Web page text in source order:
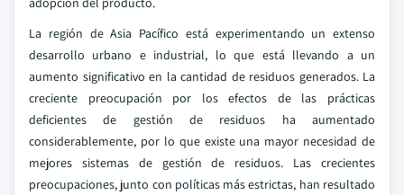
La región de Asia Pacífico está experimentando un extenso
desarrollo urbano e industrial, lo que está llevando a un
aumento significativo en la cantidad de residuos generados. La
creciente preocupación por los efectos de las prácticas
deficientes de gestión de residuos ha aumentado
considerablemente, por lo que existe una mayor necesidad de
mejores sistemas de gestión de residuos. Las crecientes
preocupaciones, junto con políticas más estrictas, han resultado